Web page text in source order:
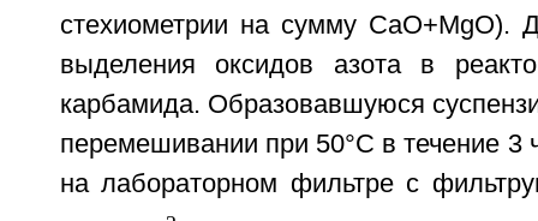
стехиометрии на сумму CaO+MgO).
выделения оксидов азота в
карбамида. Образовавшуюся
перемешивании при 50°С в течение 3
на лабораторном фильтре с